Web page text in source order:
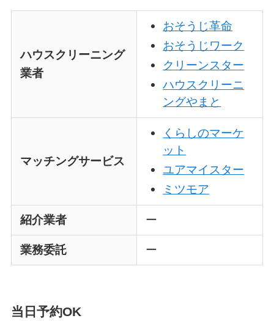
ハウスクリーニング
業者
おそうじ革命
おそうじワーク
クリーンスター
ハウスクリーニ
ングやまと
マッチングサービス
くらしのマーケ
ット
ユアマイスター
ミツモア
紹介業者 ー
業務委託 ー
当日予約OK